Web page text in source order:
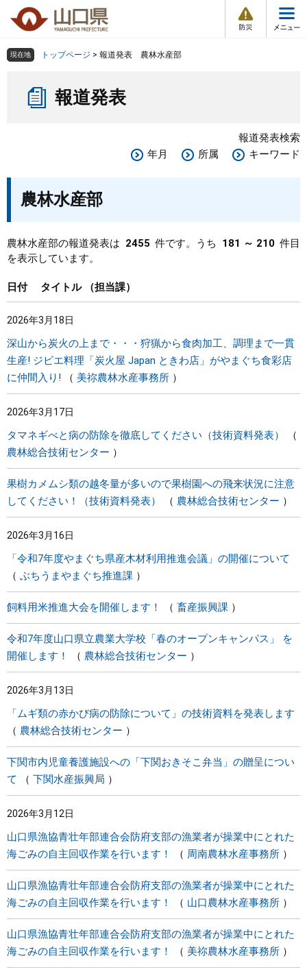
の
ー
メ
組織で探す
Other Languages
くらし・環境
教育・文化・スポーツ
しごと・産業・観光
県政情報
現在地 トップページ > 報道発表 農林水産部
報道発表
報道発表検索
年月
所属 キーワード
農林水産部
農林水産部の報道発表は 2455 件です。うち 181 ～ 210 件目
を表示しています。
日付 タイトル 担当課
2026年3月18日
深山から炭火の上まで・・・狩猟から食肉加工、調理まで一貫
生産! ジビエ料理「炭火屋 Japan ときわ店」がやまぐち食彩店
に仲間入り!
美祢農林水産事務所
2026年3月17日
タマネギべと病の防除を徹底してください（技術資料発表）
農林総合技術センター
果樹カメムシ類の越冬量が多いので果樹園への飛来状況に注意
してください！（技術資料発表）
農林総合技術センター
2026年3月16日
「令和7年度やまぐち県産木材利用推進会議」の開催について
ぶちうまやまぐち推進課
飼料用米推進大会を開催します！ 畜産振興課
令和7年度山口県立農業大学校「春のオープンキャンパス」 を
開催します！
農林総合技術センター
2026年3月13日
「ムギ類の赤かび病の防除について」の技術資料を発表します
農林総合技術センター
下関市内児童養護施設への「下関おきそこ弁当」の贈呈につい
て
下関水産振興局
2026年3月12日
山口県漁協青壮年部連合会防府支部の漁業者が操業中にとれた
海ごみの自主回収作業を行います！
周南農林水産事務所
山口県漁協青壮年部連合会防府支部の漁業者が操業中にとれた
海ごみの自主回収作業を行います！
山口農林水産事務所
山口県漁協青壮年部連合会防府支部の漁業者が操業中にとれた
海ごみの自主回収作業を行います！
美祢農林水産事務所